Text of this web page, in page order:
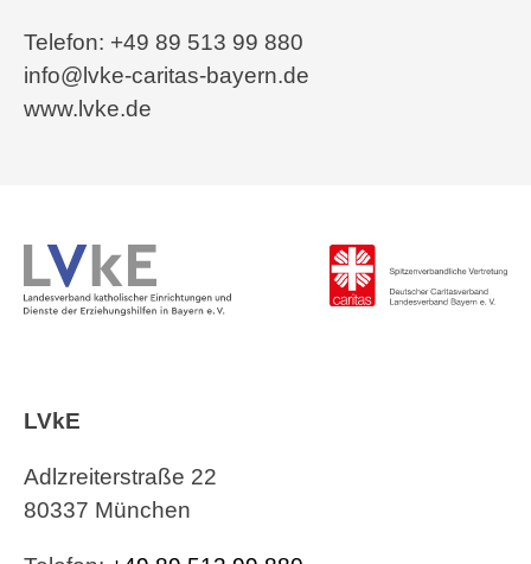
Telefon: +49 89 513 99 880
info@lvke-caritas-bayern.de
www.lvke.de
LVkE
Adlzreiterstraße 22
80337 München